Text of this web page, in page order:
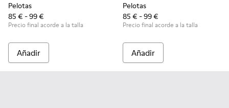
Pelotas
85 € - 99 €
Precio final acorde a la talla
Añadir
Pelotas
85 € - 99 €
Precio final acorde a la talla
Añadir